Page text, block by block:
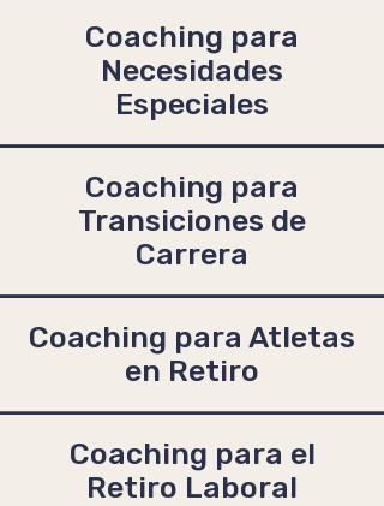
Coaching para
Necesidades
Especiales
Coaching para
Transiciones de
Carrera
Coaching para Atletas
en Retiro
Coaching para el
Retiro Laboral